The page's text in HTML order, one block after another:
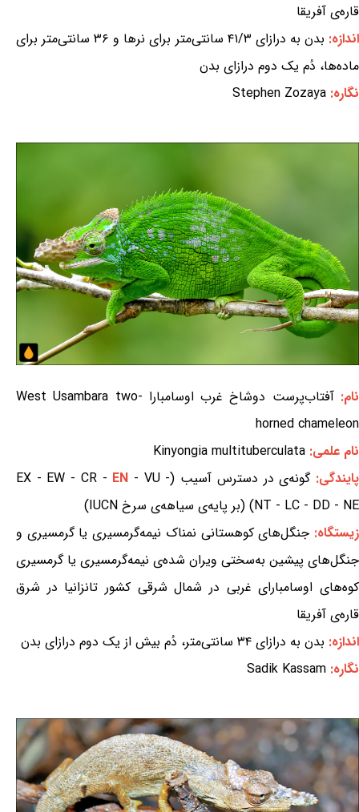
قاره‌ی آفریقا
اندازه:
بدن به درازای ۴۱/۳ سانتی‌متر برای نرها و ۳۶ سانتی‌متر برای
ماده‌ها، دُم یک دوم درازای بدن
نگاره: Stephen Zozaya
نام:
آفتاب‌پرست دوشاخ غرب اوسامبارا West Usambara two-
horned chameleon
نام علمی: Kinyongia multituberculata
پایندگی:گونه‌ی در دسترس آسیب (EX - EW - CR - EN - VU -
NT - LC - DD - NE) (بر پایه‌ی سیاهه‌ی سرخ IUCN)
زیستگاه: جنگل‌های کوهستانی نمناک نیمه‌گرمسیری یا گرمسیری و
جنگل‌های پیشین به‌سختی ویران شده‌ی نیمه‌گرمسیری یا گرمسیری
کوه‌های اوسامبارای غربی در شمال شرقی کشور تانزانیا در شرق
قاره‌ی آفریقا
اندازه: بدن به درازای ۳۴ سانتی‌متر، دُم بیش از یک دوم درازای بدن
نگاره: Sadik Kassam